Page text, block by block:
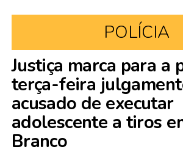
POLÍCIA
Justiça marca para a
terça-feira
acusado de executar
adolescente a tiros
Branco